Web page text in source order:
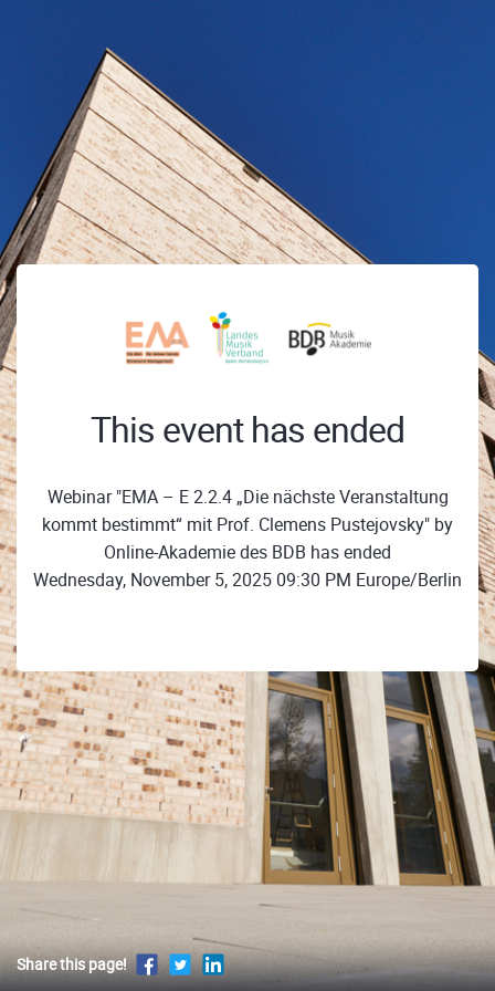
This event has ended
Webinar "EMA – E 2.2.4 „Die nächste Veranstaltung
kommt bestimmt“ mit Prof. Clemens Pustejovsky" by
Online-Akademie des BDB has ended
Wednesday, November 5, 2025 09:30 PM Europe/Berlin
Share this page!